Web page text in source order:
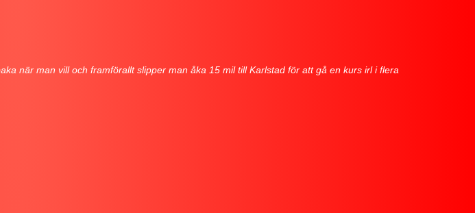
när man vill och framförallt slipper man åka 15 mil till Karlstad för att gå en kurs irl i flera